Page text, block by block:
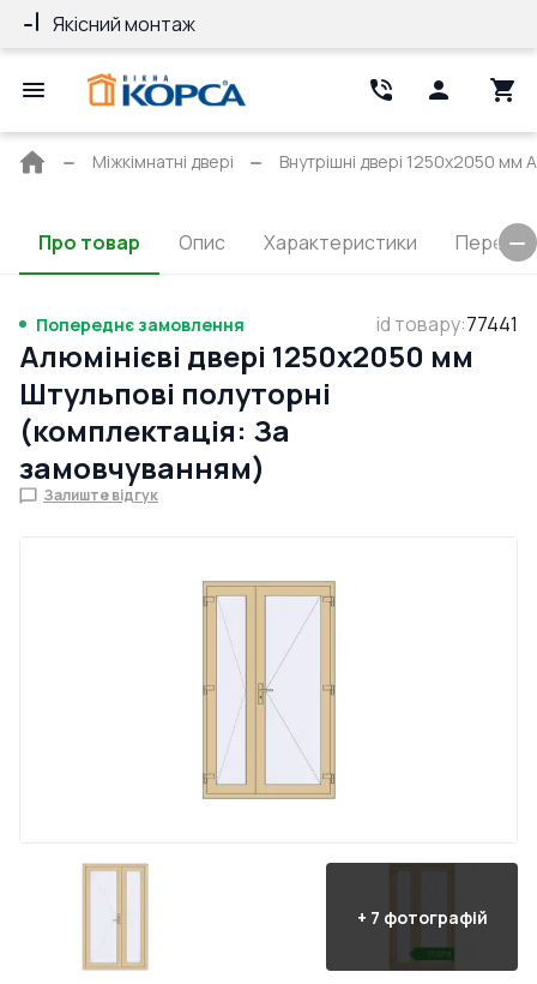
Якісний монтаж
Головна
Міжкімнатні двері Внутрішні двері 1250x2050 мм
Про товар Опис Характеристики
Попереднє замовлення id товару:77441
Алюмінієві двері 1250x2050 мм
Штульпові полуторні
(комплектація: За
замовчуванням)
Залиште відгук
+ 7 фотографій